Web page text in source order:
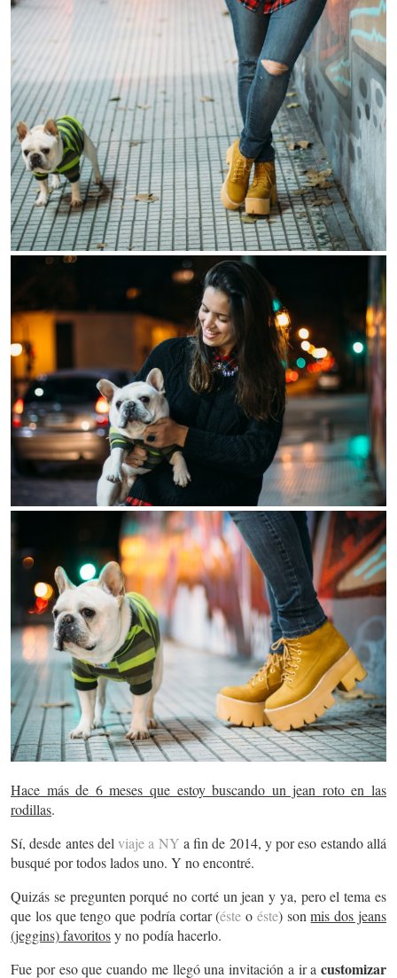
Hace más de 6 meses que estoy buscando un jean roto en las
rodillas.
Sí, desde antes delviaje a NY a fin de 2014, y por eso estando allá
busqué por todos lados uno. Y no encontré.
Quizás se pregunten porqué no corté un jean y ya, pero el tema es
que los que tengo que podría cortar (éste o éste) sonmis dos jeans
(jeggins) favoritosy no podía hacerlo.
Fue por eso que cuando me llegó una invitación a ir a customizar